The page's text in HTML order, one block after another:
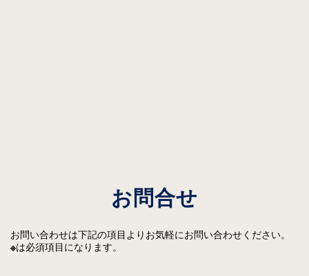
お問合せ
お問い合わせは下記の項目よりお気軽にお問い合わせください。
※は必須項目になります。